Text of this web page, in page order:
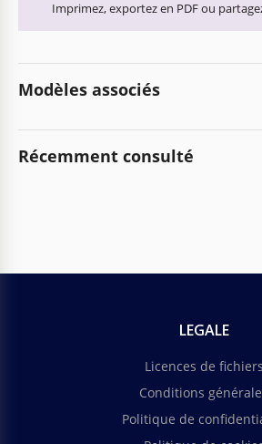
Imprimez, exportez en PDF ou
Modèles associés
Récemment consulté
LEGALE
Licences de fichiers
Conditions
Politique de